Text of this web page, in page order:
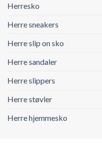
Herresko
Herre sneakers
Herre slip on sko
Herre sandaler
Herre slippers
Herre støvler
Herre hjemmesko